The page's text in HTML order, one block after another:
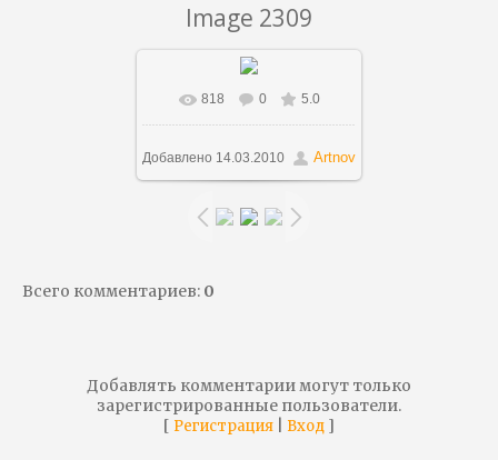
Image 2309
В реальном размере
700x478/ 120.1Kb
818 0 5.0
Добавлено 14.03.2010 Artnov
Всего комментариев: 0
Добавлять комментарии могут только
зарегистрированные пользователи.
[ Регистрация Вход ]